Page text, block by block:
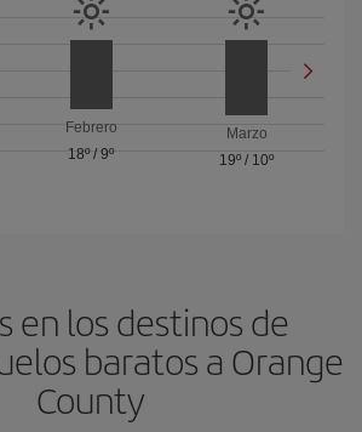
Febrero
18º/ 9º
Marzo
19º / 10º
en los destinos de
baratos a Orange
County